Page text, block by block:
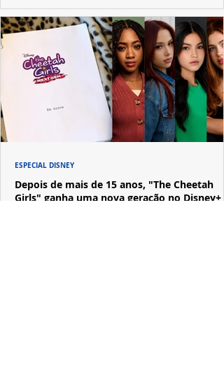
Depois de mais de 15 anos, "The Cheetah
Girls" ganha uma nova geração no Disney+
ESPECIAL DISNEY